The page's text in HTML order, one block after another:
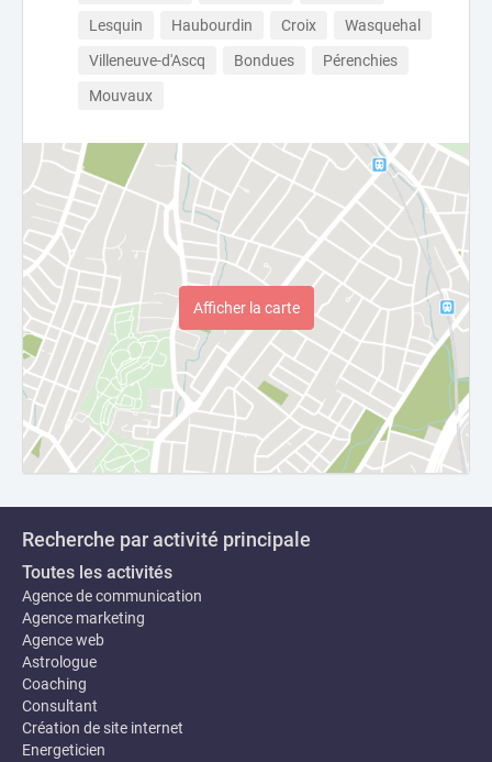
Lesquin
Haubourdin Croix
Wasquehal
Villeneuve-d'Ascq
Bondues
Pérenchies
Mouvaux
Afficher la carte
Recherche par activité principale
Toutes les activités
Agence de communication
Agence marketing
Agence web
Astrologue
Coaching
Consultant
Création de site internet
Energeticien